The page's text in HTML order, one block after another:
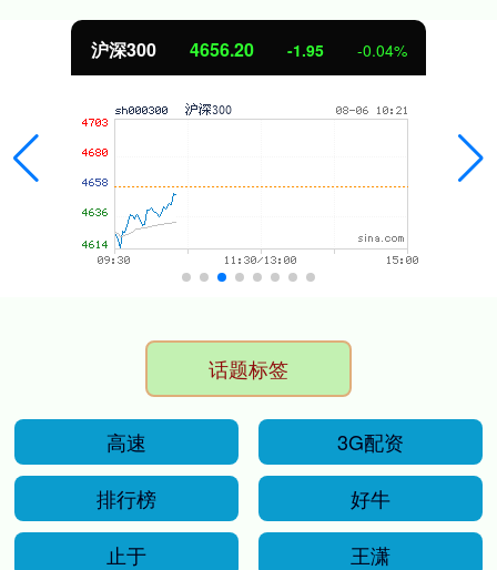
4656.20 -1.95 -0.04%
话题标签
高速
3G配资
排行榜
好牛
止于
王潇